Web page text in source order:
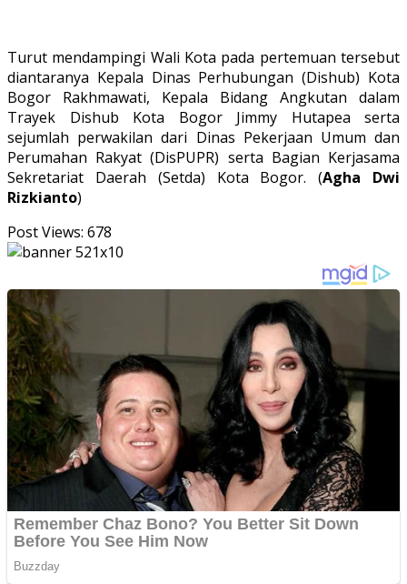
Turut mendampingi Wali Kota pada pertemuan tersebut
diantaranya Kepala Dinas Perhubungan (Dishub) Kota
Bogor Rakhmawati, Kepala Bidang Angkutan dalam
Trayek Dishub Kota Bogor Jimmy Hutapea serta
sejumlah perwakilan dari Dinas Pekerjaan Umum dan
Perumahan Rakyat (DisPUPR) serta Bagian Kerjasama
Sekretariat Daerah (Setda) Kota Bogor. (Agha Dwi
Rizkianto)
Post Views: 678